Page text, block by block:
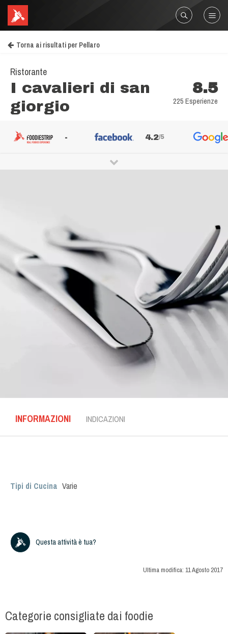
Torna ai risultati per Pellaro
Ristorante
I cavalieri di san
giorgio
8.5
225 Esperienze
- 4.2/5
INFORMAZIONI INDICAZIONI
Tipi di Cucina Varie
Questa attività è tua?
Ultima modifica: 11 Agosto 2017
Categorie consigliate dai foodie